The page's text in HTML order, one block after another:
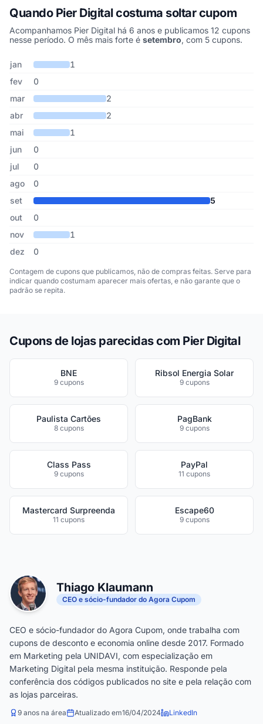
Quando Pier Digital costuma soltar cupom
Acompanhamos Pier Digital há 6 anos e publicamos 12 cupons
nesse período. O mês mais forte é setembro, com 5 cupons.
Cupons de Pier Digital publicados por mês, somando os últimos 6
Mês Cupons publicados
jan
1
fev
0
mar
2
abr
2
mai
1
jun
0
jul
0
ago
0
set
5
out
0
nov
1
dez
0
Contagem de cupons que publicamos, não de compras feitas. Serve para
indicar quando costumam aparecer mais ofertas, e não garante que o
padrão se repita.
Cupons de lojas parecidas com Pier Digital
BNE
9 cupons
Ribsol Energia Solar
9 cupons
Paulista Cartões
8 cupons
PagBank
9 cupons
Class Pass
9 cupons
PayPal
11 cupons
Mastercard Surpreenda
11 cupons
Escape60
9 cupons
Thiago Klaumann
CEO e sócio-fundador do Agora Cupom
CEO e sócio-fundador do Agora Cupom, onde trabalha com
cupons de desconto e economia online desde 2017. Formado
em Marketing pela UNIDAVI, com especialização em
Marketing Digital pela mesma instituição. Responde pela
conferência dos códigos publicados no site e pela relação com
as lojas parceiras.
9 anos na área Atualizado em16/04/2024 LinkedIn